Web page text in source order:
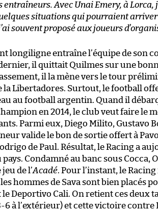
entraîneurs. Avec Unai Emery, à Lorca,
situations qui pourraient arriver
souvent proposé aux joueurs
longiligne entraîne l’équipe de son
il quittait Quilmes sur une
il la mène vers le tour
Libertadores. Surtout, le football
au football argentin. Quand il
en 2014, le club veut faire le
Parmi eux, Diego Milito, Gustavo
valide le bon de sortie offert à
de Paul. Résultat, le Racing a
Condamné au banc sous Cocca,
de l’Acadé. Pour l’instant, le
hommes de Sava sont bien placés
le Deportivo Cali. On retient ces deux
6 à l’extérieur) et cette victoire contre